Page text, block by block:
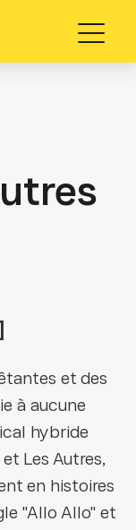
Menu
et des
à aucune
hybride
Les Autres,
en histoires
"Allo Allo" et